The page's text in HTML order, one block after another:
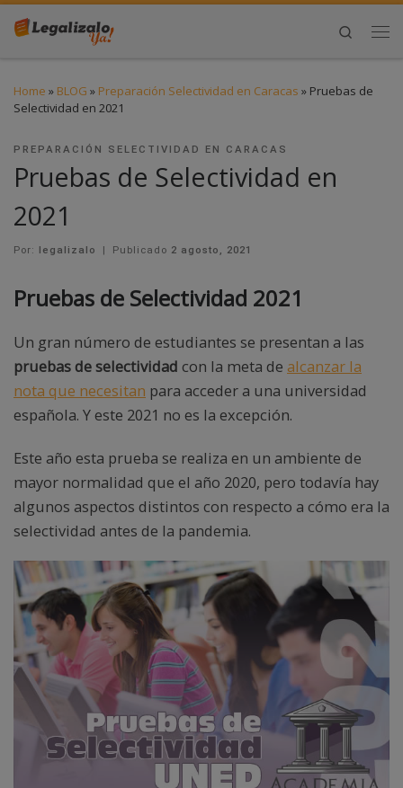
Search
Home » BLOG » Preparación Selectividad en Caracas » Pruebas de
Selectividad en 2021
PREPARACIÓN SELECTIVIDAD EN CARACAS
Pruebas de Selectividad en
2021
Por: legalizalo | Publicado 2 agosto, 2021
Pruebas de Selectividad 2021
Un gran número de estudiantes se presentan a las
pruebas de selectividad con la meta de alcanzar la
nota que necesitan para acceder a una universidad
española. Y este 2021 no es la excepción.
Este año esta prueba se realiza en un ambiente de
mayor normalidad que el año 2020, pero todavía hay
algunos aspectos distintos con respecto a cómo era la
selectividad antes de la pandemia.